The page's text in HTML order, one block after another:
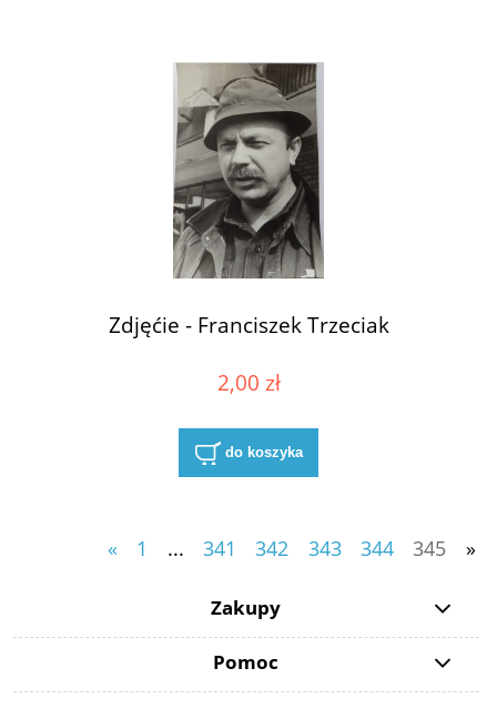
Zdjęćie - Franciszek Trzeciak
2,00 zł
do koszyka
« 1 ... 341 342 343 344 345 »
Zakupy
Pomoc